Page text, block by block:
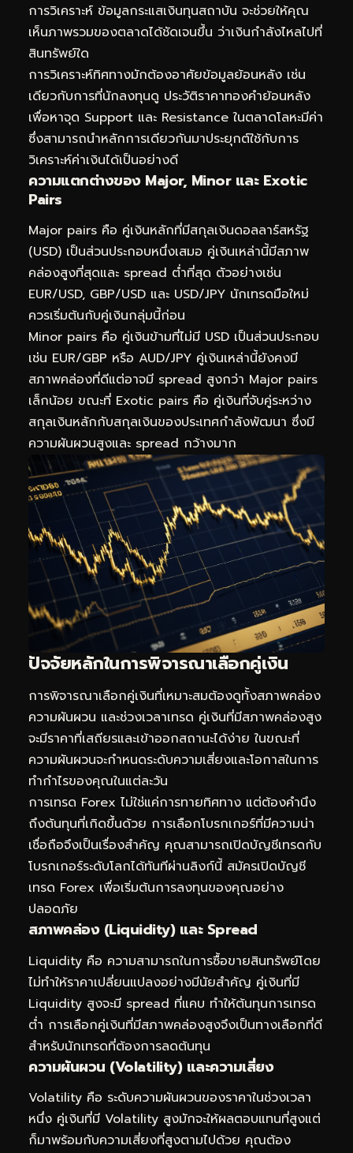
การวิเคราะห์ ข้อมูลกระแสเงินทุนสถาบัน จะช่วยให้คุณ
เห็นภาพรวมของตลาดได้ชัดเจนขึ้น ว่าเงินกำลังไหลไปที่
สินทรัพย์ใด
การวิเคราะห์ทิศทางมักต้องอาศัยข้อมูลย้อนหลัง เช่น
เดียวกับการที่นักลงทุนดู ประวัติราคาทองคำย้อนหลัง
เพื่อหาจุด Support และ Resistance ในตลาดโลหะมีค่า
ซึ่งสามารถนำหลักการเดียวกันมาประยุกต์ใช้กับการ
วิเคราะห์ค่าเงินได้เป็นอย่างดี
ความแตกต่างของ Major, Minor และ Exotic
Pairs
Major pairs คือ คู่เงินหลักที่มีสกุลเงินดอลลาร์สหรัฐ
(USD) เป็นส่วนประกอบหนึ่งเสมอ คู่เงินเหล่านี้มีสภาพ
คล่องสูงที่สุดและ spread ต่ำที่สุด ตัวอย่างเช่น
EUR/USD, GBP/USD และ USD/JPY นักเทรดมือใหม่
ควรเริ่มต้นกับคู่เงินกลุ่มนี้ก่อน
Minor pairs คือ คู่เงินข้ามที่ไม่มี USD เป็นส่วนประกอบ
เช่น EUR/GBP หรือ AUD/JPY คู่เงินเหล่านี้ยังคงมี
สภาพคล่องที่ดีแต่อาจมี spread สูงกว่า Major pairs
เล็กน้อย ขณะที่ Exotic pairs คือ คู่เงินที่จับคู่ระหว่าง
สกุลเงินหลักกับสกุลเงินของประเทศกำลังพัฒนา ซึ่งมี
ความผันผวนสูงและ spread กว้างมาก
ปัจจัยหลักในการพิจารณาเลือกคู่เงิน
การพิจารณาเลือกคู่เงินที่เหมาะสมต้องดูทั้งสภาพคล่อง
ความผันผวน และช่วงเวลาเทรด คู่เงินที่มีสภาพคล่องสูง
จะมีราคาที่เสถียรและเข้าออกสถานะได้ง่าย ในขณะที่
ความผันผวนจะกำหนดระดับความเสี่ยงและโอกาสในการ
ทำกำไรของคุณในแต่ละวัน
การเทรด Forex ไม่ใช่แค่การทายทิศทาง แต่ต้องคำนึง
ถึงต้นทุนที่เกิดขึ้นด้วย การเลือกโบรกเกอร์ที่มีความน่า
เชื่อถือจึงเป็นเรื่องสำคัญ คุณสามารถเปิดบัญชีเทรดกับ
โบรกเกอร์ระดับโลกได้ทันทีผ่านลิงก์นี้ สมัครเปิดบัญชี
เทรด Forex เพื่อเริ่มต้นการลงทุนของคุณอย่าง
ปลอดภัย
สภาพคล่อง (Liquidity) และ Spread
Liquidity คือ ความสามารถในการซื้อขายสินทรัพย์โดย
ไม่ทำให้ราคาเปลี่ยนแปลงอย่างมีนัยสำคัญ คู่เงินที่มี
Liquidity สูงจะมี spread ที่แคบ ทำให้ต้นทุนการเทรด
ต่ำ การเลือกคู่เงินที่มีสภาพคล่องสูงจึงเป็นทางเลือกที่ดี
สำหรับนักเทรดที่ต้องการลดต้นทุน
ความผันผวน (Volatility) และความเสี่ยง
Volatility คือ ระดับความผันผวนของราคาในช่วงเวลา
หนึ่ง คู่เงินที่มี Volatility สูงมักจะให้ผลตอบแทนที่สูงแต่
ก็มาพร้อมกับความเสี่ยงที่สูงตามไปด้วย คุณต้อง